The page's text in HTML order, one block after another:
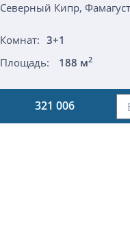
Северный Кипр,
Комнат: 3+1
Площадь:
188 м2
321 006